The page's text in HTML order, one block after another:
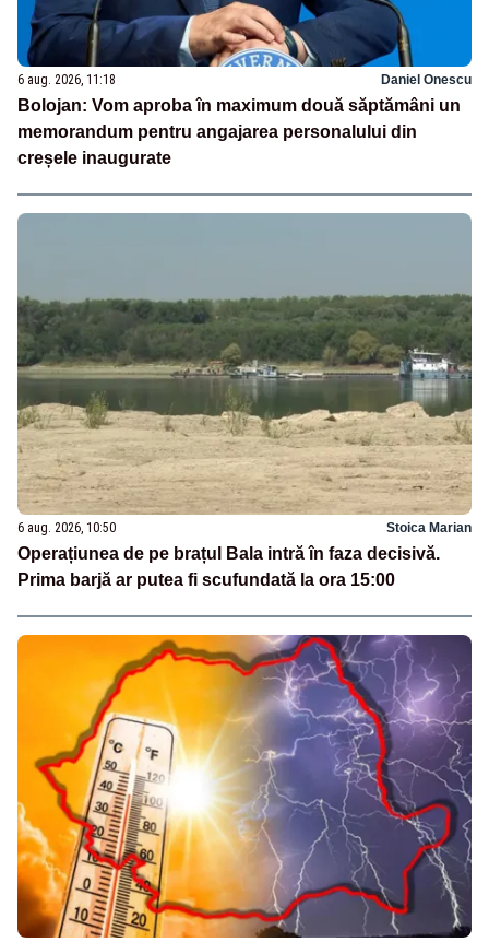
6 aug. 2026, 11:18 Daniel Onescu
Bolojan: Vom aproba în maximum două săptămâni un
memorandum pentru angajarea personalului din
creșele inaugurate
6 aug. 2026, 10:50 Stoica Marian
Operațiunea de pe brațul Bala intră în faza decisivă.
Prima barjă ar putea fi scufundată la ora 15:00